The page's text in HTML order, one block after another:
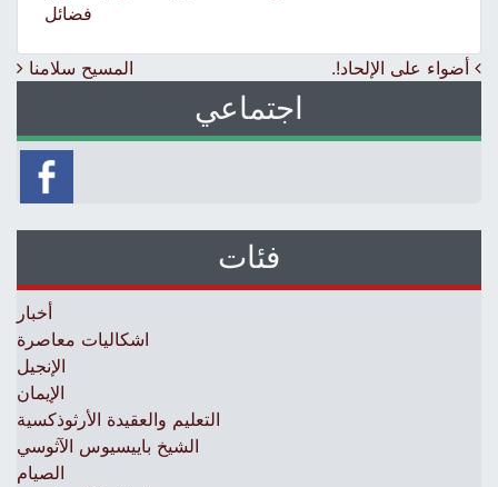
فضائل
Post navigation
أضواء على الإلحاد!. المسيح سلامنا
اجتماعي
فئات
أخبار
اشكاليات معاصرة
الإنجيل
الإيمان
التعليم والعقيدة الأرثوذكسية
الشيخ باييسيوس الآثوسي
الصيام